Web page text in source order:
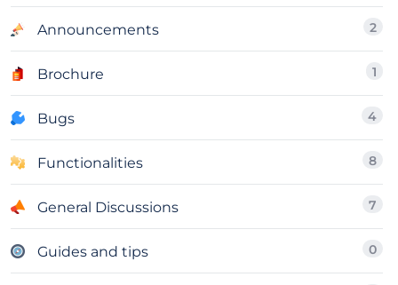
Announcements 2
Brochure 1
Bugs 4
Functionalities 8
General Discussions 7
Guides and tips 0